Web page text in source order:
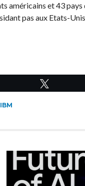
américains et 43
pas aux Etats-
IBM